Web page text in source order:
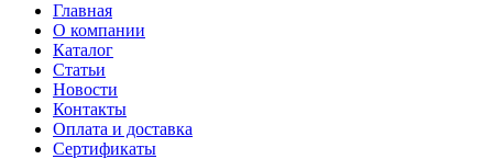
Главная
О компании
Каталог
Статьи
Новости
Контакты
Оплата и доставка
Сертификаты